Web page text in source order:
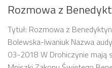
Rozmowa z
Tytuł: Rozmowa z
Bolewska-Iwaniuk Nazwa
03-2018 W Drohiczynie mają